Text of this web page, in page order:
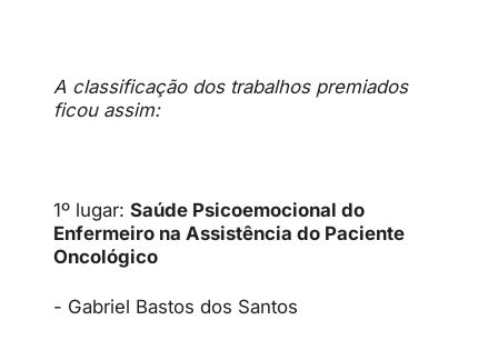
A classificação dos trabalhos premiados
ficou assim:
1º lugar: Saúde Psicoemocional do
Enfermeiro na Assistência do Paciente
Oncológico
- Gabriel Bastos dos Santos